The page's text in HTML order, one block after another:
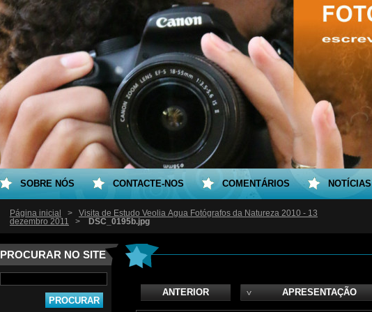
Página inicial >
Visita de Estudo Veolia Água Fotógrafos da Natureza 2010 - 13
dezembro 2011
> DSC_0195b.jpg
PROCURAR NO SITE
ANTERIOR APRESENTAÇÃO
SOBRE NÓS CONTACTE-NOS COMENTÁRIOS NOTÍCIAS